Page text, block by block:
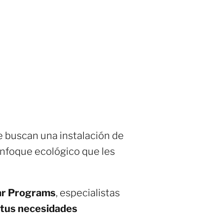
buscan una instalación de
ecológico que les
Programs, especialistas
necesidades